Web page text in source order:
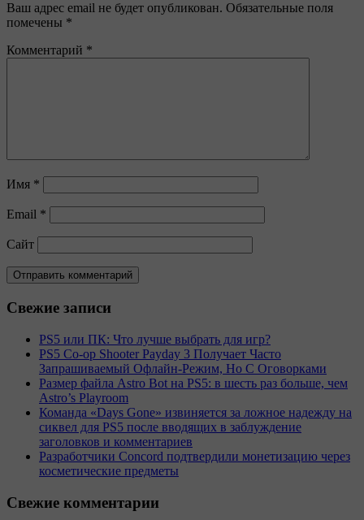
Ваш адрес email не будет опубликован. Обязательные поля
помечены *
Комментарий *
Имя *
Email *
Сайт
Свежие записи
PS5 или ПК: Что лучше выбрать для игр?
PS5 Co-op Shooter Payday 3 Получает Часто
Запрашиваемый Офлайн-Режим, Но С Оговорками
Размер файла Astro Bot на PS5: в шесть раз больше, чем
Astro’s Playroom
Команда «Days Gone» извиняется за ложное надежду на
сиквел для PS5 после вводящих в заблуждение
заголовков и комментариев
Разработчики Concord подтвердили монетизацию через
косметические предметы
Свежие комментарии